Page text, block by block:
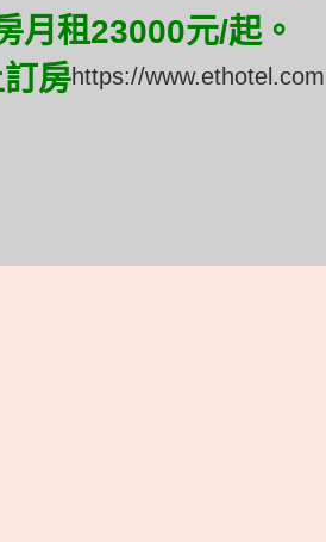
月租23000元/起。
房https://